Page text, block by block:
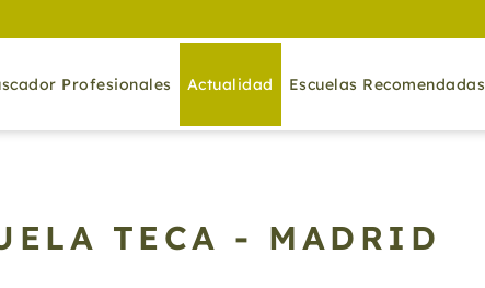
Profesionales Actualidad Escuelas Recomendadas
TECA - MADRID